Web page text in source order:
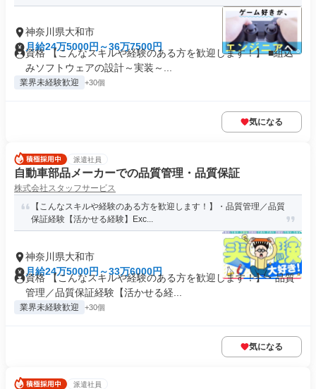
神奈川県大和市
月給24万5000円～36万7500円
資格 【こんなスキルや経験のある方を歓迎します！】 ■組込
みソフトウェアの設計～実装～...
業界未経験歓迎 +30個
気になる
派遣社員
自動車部品メーカーでの品質管理・品質保証
株式会社スタッフサービス
【こんなスキルや経験のある方を歓迎します！】・品質管理／品質
保証経験【活かせる経験】Exc...
神奈川県大和市
月給24万5000円～33万6000円
資格 【こんなスキルや経験のある方を歓迎します！】・品質
管理／品質保証経験【活かせる経...
業界未経験歓迎 +30個
気になる
派遣社員